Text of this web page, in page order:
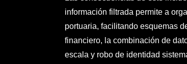
información filtrada permite a
portuaria, facilitando esquemas
financiero, la combinación de
escala y robo de identidad